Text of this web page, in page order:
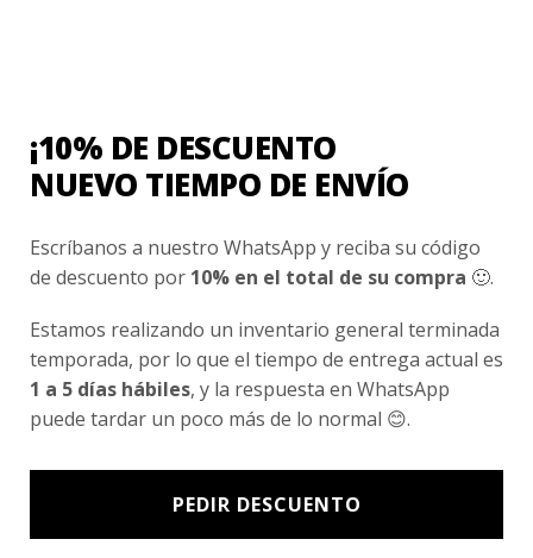
vaya todo Excelente! Ya está todo
disponible nuevamente 🙂 mostrar
vaya todo Excelente! Ya está todo
disponible nuevamente 🙂
Añade una valoración
1 de 5 estrellas
2 de 5 estrellas
3 de 5 estrellas
4 de 5 estrellas
¡10% DE DESCUENTO
NUEVO TIEMPO DE ENVÍO
Escríbanos a nuestro WhatsApp y reciba su código
de descuento por 10% en el total de su compra 🙂.
Estamos realizando un inventario general terminada
temporada, por lo que el tiempo de entrega actual es
1 a 5 días hábiles, y la respuesta en WhatsApp
puede tardar un poco más de lo normal 😊.
PEDIR DESCUENTO